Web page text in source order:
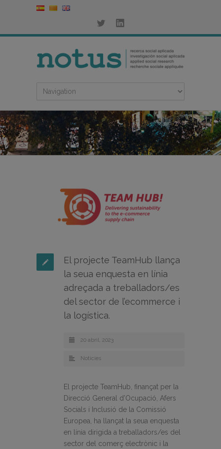
El projecte TeamHub llança
la seua enquesta en línia
adreçada a treballadors/es
del sector de l’ecommerce i
la logística.
20 abril, 2023
Noticies
El projecte TeamHub, finançat per la
Direcció General d’Ocupació, Afers
Socials i Inclusió de la Comissió
Europea, ha llançat la seua enquesta
en línia dirigida a treballadors/es del
sector del comerç electrònic i la